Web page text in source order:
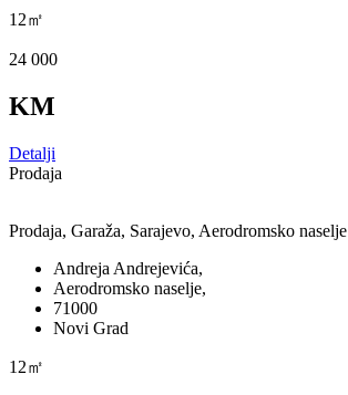
12㎡
24 000
KM
Detalji
Prodaja
Prodaja, Garaža, Sarajevo, Aerodromsko naselje
Andreja Andrejevića,
Aerodromsko naselje,
71000
Novi Grad
12㎡